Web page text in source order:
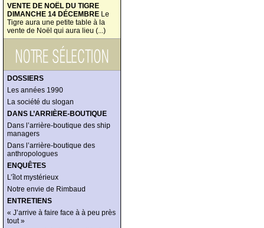
VENTE DE NOËL DU TIGRE
DIMANCHE 14 DÉCEMBRE Le
Tigre aura une petite table à la
vente de Noël qui aura lieu (...)
DOSSIERS
Les années 1990
La société du slogan
DANS L’ARRIÈRE-BOUTIQUE
Dans l’arrière-boutique des ship
managers
Dans l’arrière-boutique des
anthropologues
ENQUÊTES
L’îlot mystérieux
Notre envie de Rimbaud
ENTRETIENS
« J’arrive à faire face à à peu près
tout »